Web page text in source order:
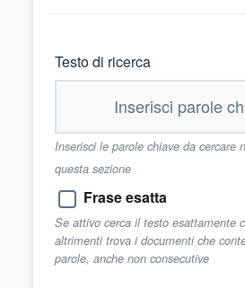
Testo di ricerca
Inserisci le parole chiave da cercare
questa sezione
Frase esatta
Se attivo cerca il testo esattamente
altrimenti trova i documenti che
parole, anche non consecutive